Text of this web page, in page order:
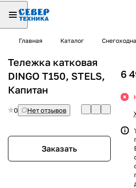
Главная Каталог
Тележка катковая
DINGO T150, STELS,
Капитан
0 Нет отзывов
Заказать
6